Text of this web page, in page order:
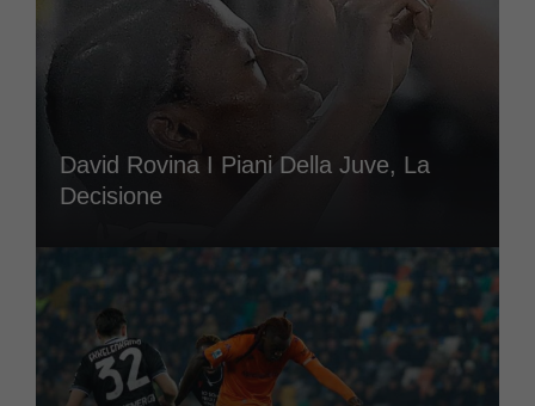
David Rovina I Piani Della Juve, La
Decisione